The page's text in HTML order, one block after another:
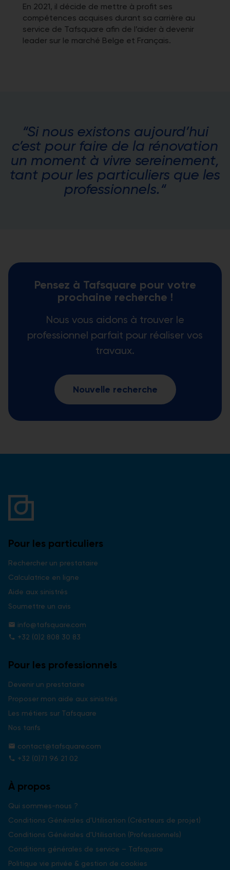
En 2021, il décide de mettre à profit ses
compétences acquises durant sa carrière au
service de Tafsquare afin de l’aider à devenir
leader sur le marché Belge et Français.
“Si nous existons aujourd’hui
c’est pour faire de la rénovation
un moment à vivre sereinement,
tant pour les particuliers que les
professionnels.“
Pensez à Tafsquare pour votre
prochaine recherche !
Nous vous aidons à trouver le
professionnel parfait pour réaliser vos
travaux.
Nouvelle recherche
Pour les particuliers
Rechercher un prestataire
Calculatrice en ligne
Aide aux sinistrés
Soumettre un avis
mail info@tafsquare.com
phone +32 (0)2 808 30 83
Pour les professionnels
Devenir un prestataire
Proposer mon aide aux sinistrés
Les métiers sur Tafsquare
Nos tarifs
mail contact@tafsquare.com
phone +32 (0)71 96 21 02
À propos
Qui sommes-nous ?
Conditions Générales d'Utilisation (Créateurs de projet)
Conditions Générales d'Utilisation (Professionnels)
Conditions générales de service – Tafsquare
Politique vie privée & gestion de cookies